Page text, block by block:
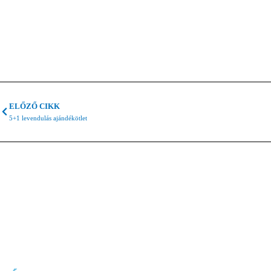
ELŐZŐ CIKK
5+1 levendulás ajándékötlet